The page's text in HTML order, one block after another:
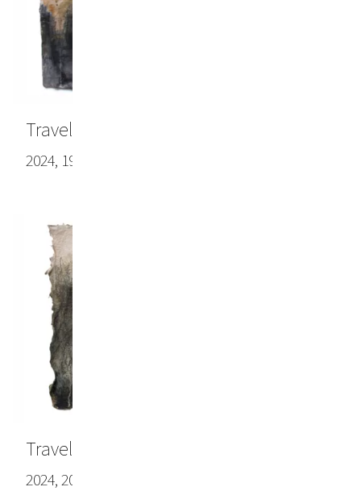
Travel note #3
2024, 19.69 x 27.56 in (50.0 x 70.0 cm)
Travel note #4
2024, 20.47 x 28.35 in (52.0 x 72.0 cm)